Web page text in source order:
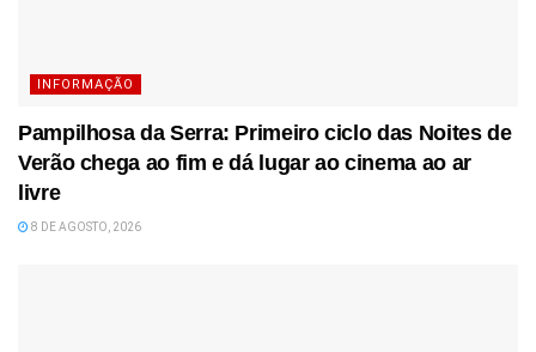
INFORMAÇÃO
Pampilhosa da Serra: Primeiro ciclo das Noites de
Verão chega ao fim e dá lugar ao cinema ao ar
livre
8 DE AGOSTO, 2026